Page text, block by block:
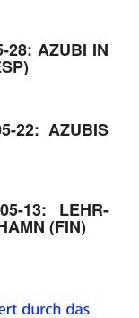
28: AZUBI IN
22: AZUBIS
13: LEHR­
(FIN)